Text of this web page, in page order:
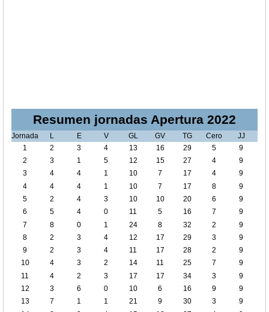
Resumen jornadas Apertura 2022
Jornada L E V GL GV TG Cero
JJ
1
2 3 4 13 16 29 5
9
2
3 1 5 12 15 27 4
9
3
4 4 1 10 7 17 4
9
4
4 4 1 10 7 17 8
9
5
2 4 3 10 10 20 6
9
6
5 4 0 11 5 16 7
9
7
8 0 1 24 8 32 2
9
8
2 3 4 12 17 29 3
9
9
2 3 4 11 17 28 2
9
10
4 3 2 14 11 25 7
9
11
4 2 3 17 17 34 3
9
12
3 6 0 10 6 16 9
9
13
7 1 1 21 9 30 3
9